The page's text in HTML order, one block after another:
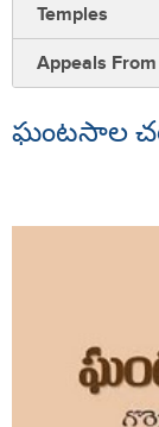
Temples
Appeals
ఘంటసాల